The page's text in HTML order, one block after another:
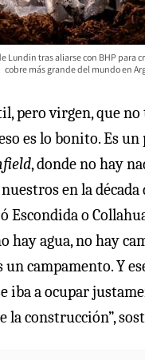
Lundin tras aliarse con BHP para
cobre más grande del mundo en
pero virgen, que
es lo bonito. Es un
, donde no hay
en la década
Escondida o
hay agua, no hay
campamento. Y
iba a ocupar
la construcción”,